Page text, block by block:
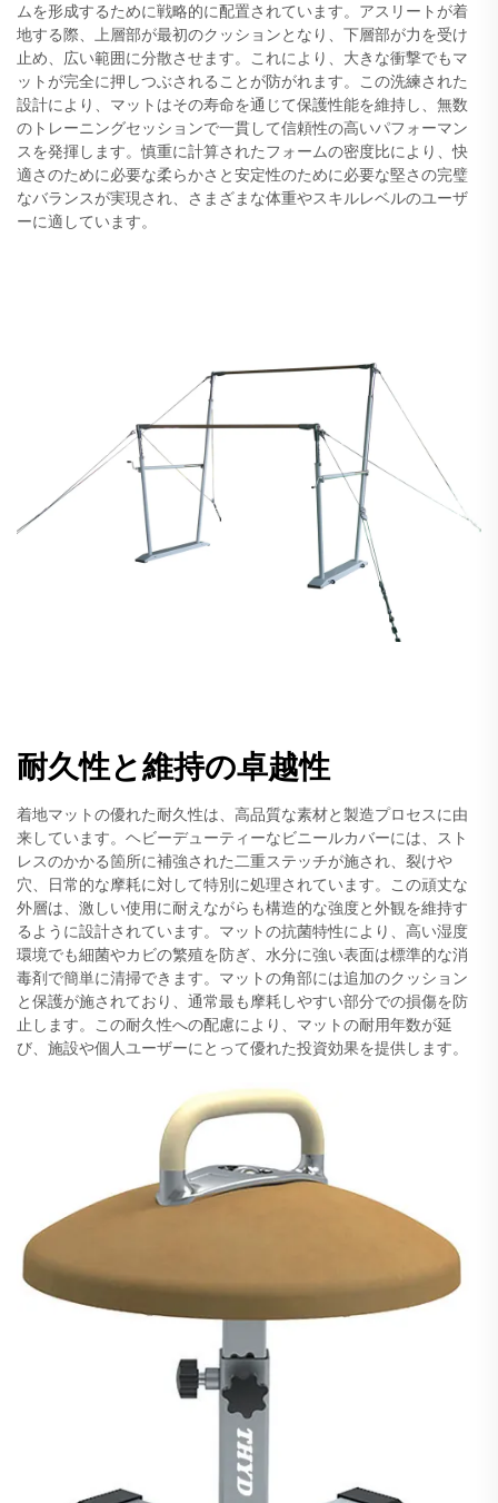
ムを形成するために戦略的に配置されています。アスリートが着
地する際、上層部が最初のクッションとなり、下層部が力を受け
止め、広い範囲に分散させます。これにより、大きな衝撃でもマ
ットが完全に押しつぶされることが防がれます。この洗練された
設計により、マットはその寿命を通じて保護性能を維持し、無数
のトレーニングセッションで一貫して信頼性の高いパフォーマン
スを発揮します。慎重に計算されたフォームの密度比により、快
適さのために必要な柔らかさと安定性のために必要な堅さの完璧
なバランスが実現され、さまざまな体重やスキルレベルのユーザ
ーに適しています。
耐久性と維持の卓越性
着地マットの優れた耐久性は、高品質な素材と製造プロセスに由
来しています。ヘビーデューティーなビニールカバーには、スト
レスのかかる箇所に補強された二重ステッチが施され、裂けや
穴、日常的な摩耗に対して特別に処理されています。この頑丈な
外層は、激しい使用に耐えながらも構造的な強度と外観を維持す
るように設計されています。マットの抗菌特性により、高い湿度
環境でも細菌やカビの繁殖を防ぎ、水分に強い表面は標準的な消
毒剤で簡単に清掃できます。マットの角部には追加のクッション
と保護が施されており、通常最も摩耗しやすい部分での損傷を防
止します。この耐久性への配慮により、マットの耐用年数が延
び、施設や個人ユーザーにとって優れた投資効果を提供します。